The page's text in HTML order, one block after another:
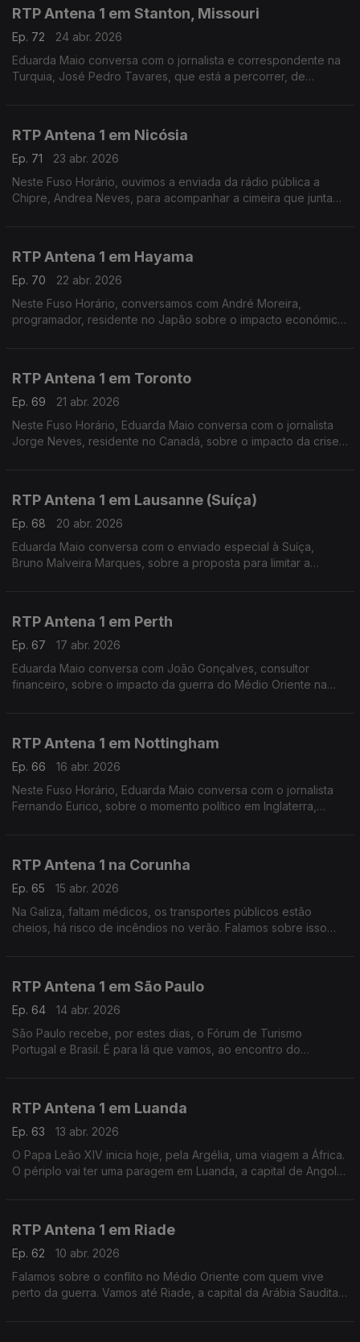
RTP Antena 1 em Stanton, Missouri
Ep. 72
24 abr. 2026
Eduarda Maio conversa com o jornalista e correspondente na
Turquia, José Pedro Tavares, que está a percorrer, de
RTP Antena 1 em Nicósia
Ep. 71
23 abr. 2026
Neste Fuso Horário, ouvimos a enviada da rádio pública a
Chipre, Andrea Neves, para acompanhar a cimeira que junta
RTP Antena 1 em Hayama
Ep. 70
22 abr. 2026
Neste Fuso Horário, conversamos com André Moreira,
programador, residente no Japão sobre o impacto económico
RTP Antena 1 em Toronto
Ep. 69
21 abr. 2026
Neste Fuso Horário, Eduarda Maio conversa com o jornalista
Jorge Neves, residente no Canadá, sobre o impacto da crise
RTP Antena 1 em Lausanne (Suíça)
Ep. 68
20 abr. 2026
Eduarda Maio conversa com o enviado especial à Suíça,
Bruno Malveira Marques, sobre a proposta para limitar a
RTP Antena 1 em Perth
Ep. 67
17 abr. 2026
Eduarda Maio conversa com João Gonçalves, consultor
financeiro, sobre o impacto da guerra do Médio Oriente na
RTP Antena 1 em Nottingham
Ep. 66
16 abr. 2026
Neste Fuso Horário, Eduarda Maio conversa com o jornalista
Fernando Eurico, sobre o momento político em Inglaterra,
RTP Antena 1 na Corunha
Ep. 65
15 abr. 2026
Na Galiza, faltam médicos, os transportes públicos estão
cheios, há risco de incêndios no verão. Falamos sobre isso
RTP Antena 1 em São Paulo
Ep. 64
14 abr. 2026
São Paulo recebe, por estes dias, o Fórum de Turismo
Portugal e Brasil. É para lá que vamos, ao encontro do
RTP Antena 1 em Luanda
Ep. 63
13 abr. 2026
O Papa Leão XIV inicia hoje, pela Argélia, uma viagem a África.
O périplo vai ter uma paragem em Luanda, a capital de Angola,
RTP Antena 1 em Riade
Ep. 62
10 abr. 2026
Falamos sobre o conflito no Médio Oriente com quem vive
perto da guerra. Vamos até Riade, a capital da Arábia Saudita,